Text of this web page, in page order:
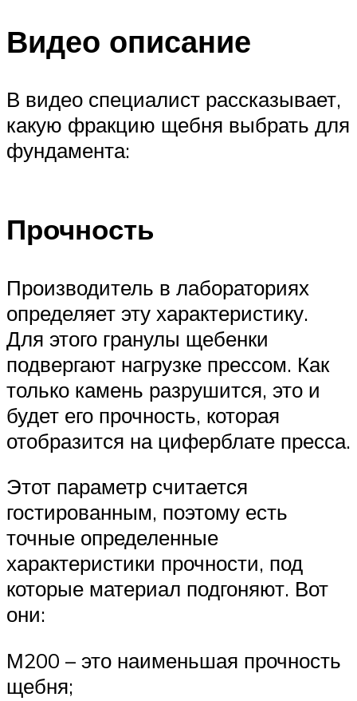
Видео описание
В видео специалист рассказывает,
какую фракцию щебня выбрать для
фундамента:
Прочность
Производитель в лабораториях
определяет эту характеристику.
Для этого гранулы щебенки
подвергают нагрузке прессом. Как
только камень разрушится, это и
будет его прочность, которая
отобразится на циферблате пресса.
Этот параметр считается
гостированным, поэтому есть
точные определенные
характеристики прочности, под
которые материал подгоняют. Вот
они:
М200 – это наименьшая прочность
щебня;